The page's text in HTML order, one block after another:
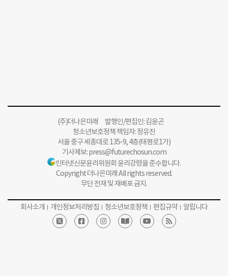
(주)더나은미래 발행인/편집인: 김윤곤
청소년보호정책 책임자: 정유진
서울 중구 세종대로 135-9, 4층(태평로1가)
기사제보:press@futurechosun.com
인터넷신문윤리위원회 윤리강령을 준수합니다.
Copyright 더나은미래 All rights reserved.
무단 전재 및 재배포 금지.
회사소개 개인정보처리방침 청소년보호정책 편집규약 알립니다